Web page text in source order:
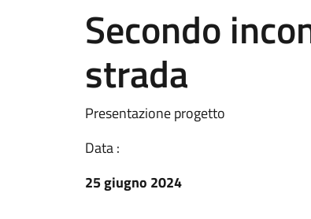
Secondo
strada
Presentazione progetto
Data :
25 giugno 2024